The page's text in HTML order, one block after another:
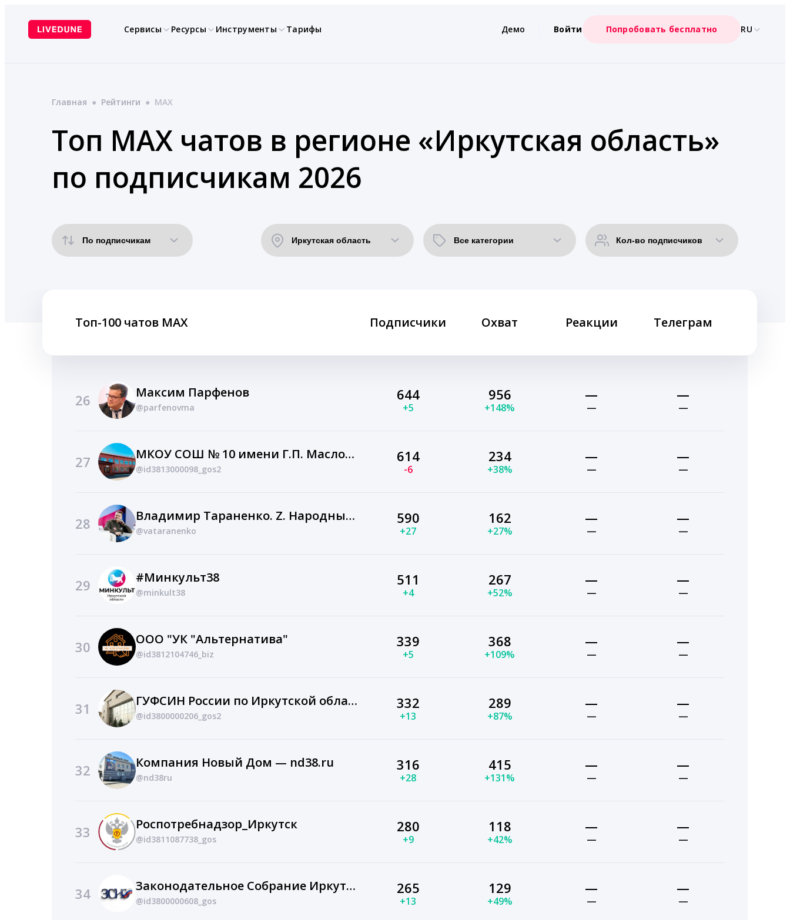
содержимому
Сервисы Ресурсы Инструменты Тарифы Демо Войти Попробовать бесплатно RU
Главная ● Рейтинги ● MAX
Топ MAX чатов в регионе «Иркутская область»
по подписчикам 2026
Топ-100 чатов MAX Подписчики Охват Реакции Телеграм
26 Максим Парфенов
@parfenovma
644
+5
956
+148%
—
—
—
—
27 МКОУ СОШ № 10 имени Г.П. Масловского
@id3813000098_gos2
614
-6
234
+38%
—
—
—
—
28 Владимир Тараненко. Z. Народный Фронт
@vataranenko
590
+27
162
+27%
—
—
—
—
29 #Минкульт38
@minkult38
511
+4
267
+52%
—
—
—
—
30 ООО "УК "Альтернатива"
@id3812104746_biz
339
+5
368
+109%
—
—
—
—
31 ГУФСИН России по Иркутской области
@id3800000206_gos2
332
+13
289
+87%
—
—
—
—
32 Компания Новый Дом — nd38.ru
@nd38ru
316
+28
415
+131%
—
—
—
—
33 Роспотребнадзор_Иркутск
@id3811087738_gos
280
+9
118
+42%
—
—
—
—
34 Законодательное Собрание Иркутской области
@id3800000608_gos
265
+13
129
+49%
—
—
—
—